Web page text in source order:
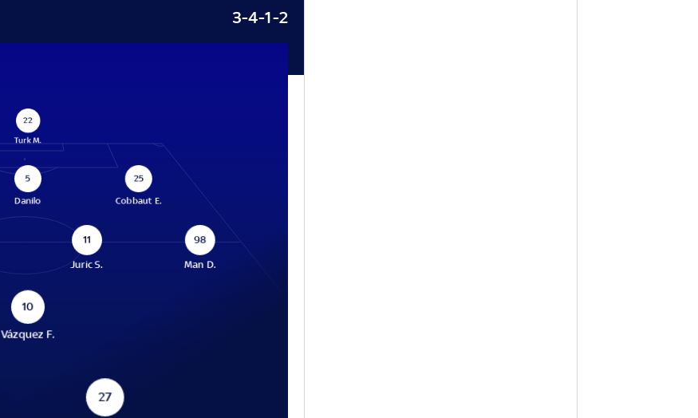
3-4-1-2
22
Turk M.
5
Danilo
25
Cobbaut E.
11
Juric S.
98
Man D.
10
Vázquez F.
27